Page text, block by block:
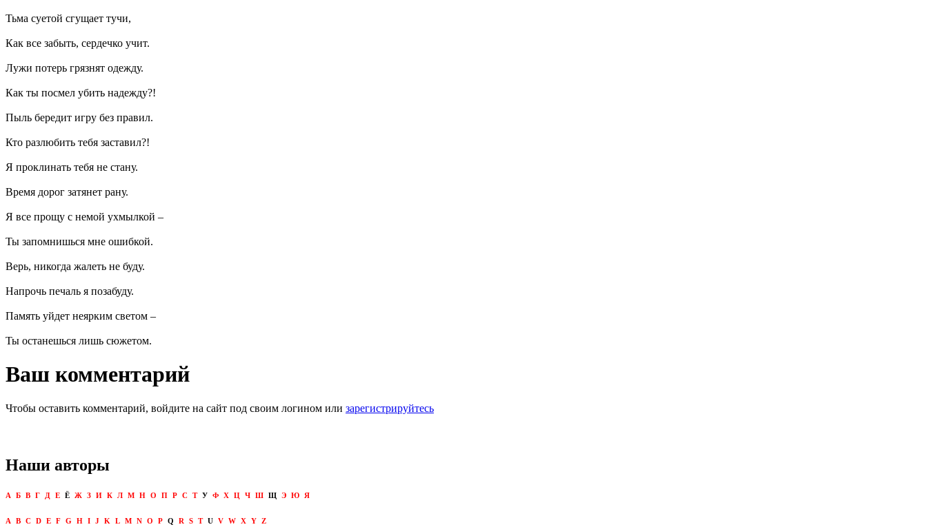
Тьма суетой сгущает тучи,
Как все забыть, сердечко учит.
Лужи потерь грязнят одежду.
Как ты посмел убить надежду?!
Пыль бередит игру без правил.
Кто разлюбить тебя заставил?!
Я проклинать тебя не стану.
Время дорог затянет рану.
Я все прощу с немой ухмылкой –
Ты запомнишься мне ошибкой.
Верь, никогда жалеть не буду.
Напрочь печаль я позабуду.
Память уйдет неярким светом –
Ты останешься лишь сюжетом.
Ваш комментарий
Чтобы оставить комментарий, войдите на сайт под своим логином или зарегистрируйтесь
Наши авторы
А Б В Г Д Е Ё Ж З И К Л М Н О П Р С Т У Ф Х Ц Ч Ш Щ Э Ю Я
A B C D E F G H I J K L M N O P Q R S T U V W X Y Z